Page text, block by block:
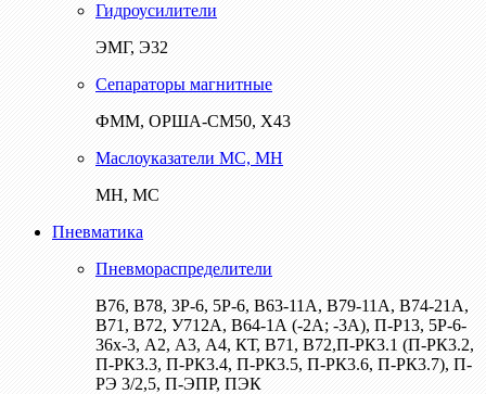
Гидроусилители
ЭМГ, Э32
Сепараторы магнитные
ФММ, ОРША-СМ50, Х43
Маслоуказатели МС, МН
МН, МС
Пневматика
Пневмораспределители
В76, В78, 3Р-6, 5Р-6, В63-11А, В79-11А, В74-21А,
В71, В72, У712А, В64-1А (-2А; -3А), П-Р13, 5Р-6-
36х-3, А2, А3, А4, КТ, В71, В72,П-РК3.1 (П-РК3.2,
П-РК3.3, П-РК3.4, П-РК3.5, П-РК3.6, П-РК3.7), П-
РЭ 3/2,5, П-ЭПР, ПЭК